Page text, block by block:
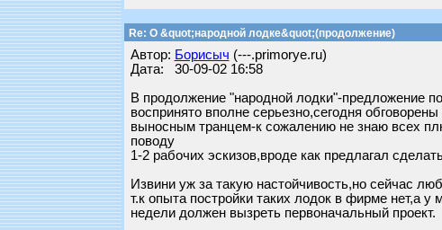
Re: О &quot;народной лодке&quot;(продолжение)
Автор: Борисыч (---.primorye.ru)
Дата: 30-09-02 16:58
В продолжение "народной лодки"-предложение
воспринято вполне серьезно,сегодня
выносным транцем-к сожалению не знаю всех
поводу
1-2 рабочих эскизов,вроде как предлагал
Извини уж за такую настойчивость,но сейчас
т.к опыта постройки таких лодок в фирме нет,а у
недели должен вызреть первоначальный проект.